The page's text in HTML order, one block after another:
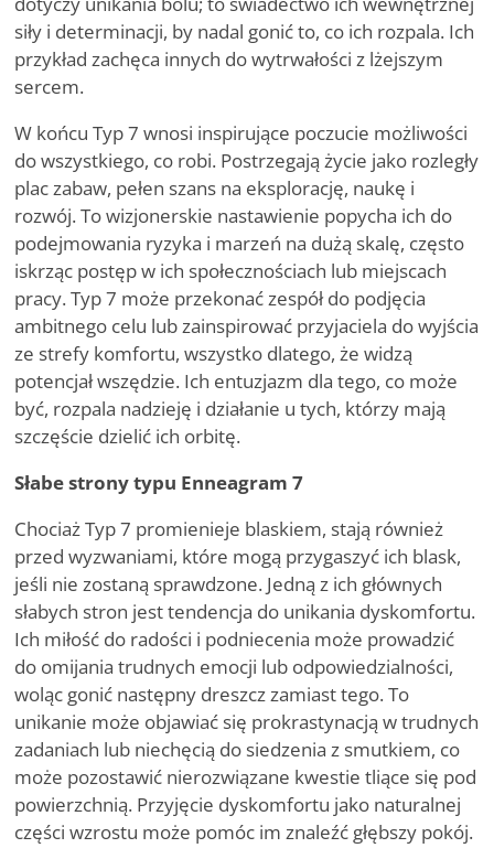
siły i determinacji, by nadal gonić to, co ich rozpala. Ich
przykład zachęca innych do wytrwałości z lżejszym
sercem.
W końcu Typ 7 wnosi inspirujące poczucie możliwości
do wszystkiego, co robi. Postrzegają życie jako rozległy
plac zabaw, pełen szans na eksplorację, naukę i
rozwój. To wizjonerskie nastawienie popycha ich do
podejmowania ryzyka i marzeń na dużą skalę, często
iskrząc postęp w ich społecznościach lub miejscach
pracy. Typ 7 może przekonać zespół do podjęcia
ambitnego celu lub zainspirować przyjaciela do wyjścia
ze strefy komfortu, wszystko dlatego, że widzą
potencjał wszędzie. Ich entuzjazm dla tego, co może
być, rozpala nadzieję i działanie u tych, którzy mają
szczęście dzielić ich orbitę.
Słabe strony typu Enneagram 7
Chociaż Typ 7 promienieje blaskiem, stają również
przed wyzwaniami, które mogą przygaszyć ich blask,
jeśli nie zostaną sprawdzone. Jedną z ich głównych
słabych stron jest tendencja do unikania dyskomfortu.
Ich miłość do radości i podniecenia może prowadzić
do omijania trudnych emocji lub odpowiedzialności,
woląc gonić następny dreszcz zamiast tego. To
unikanie może objawiać się prokrastynacją w trudnych
zadaniach lub niechęcią do siedzenia z smutkiem, co
może pozostawić nierozwiązane kwestie tliące się pod
powierzchnią. Przyjęcie dyskomfortu jako naturalnej
części wzrostu może pomóc im znaleźć głębszy pokój.